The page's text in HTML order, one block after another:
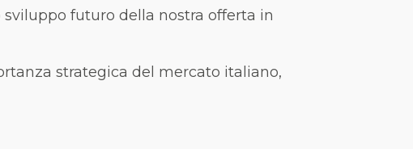
futuro della nostra offerta in
strategica del mercato italiano,